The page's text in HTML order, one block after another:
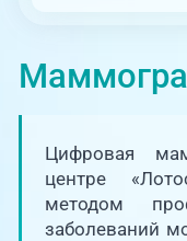
Отзывы
Адреса клиник
О клинике
+7
Единая
запись на
Цифровая
центре
методом
заболеваний